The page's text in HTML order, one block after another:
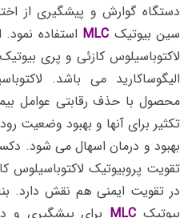
دستگاه گوارش و پیشگیری از
سین بیوتیک MLC استفاده
لاکتوباسیلوس کازئی و پری
الیگوساکارید می باشد.
محصول با حذف رقابتی عوامل
تکثیر برای آنها و بهبود وضعیت
بهبود و درمان اسهال می شود.
تقویت پروبیوتیک لاکتوباسیلوس
در تقویت ایمنی هم نقش دارد.
بیوتیک MLC برای پیشگیری و